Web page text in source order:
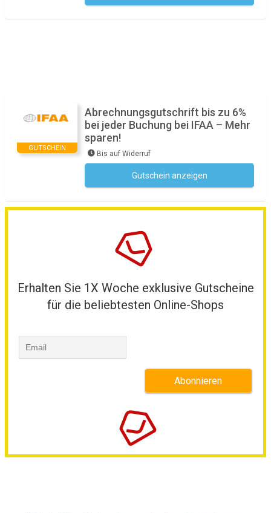
GUTSCHEIN
Abrechnungsgutschrift bis zu 6%
bei jeder Buchung bei IFAA – Mehr
sparen!
Bis auf Widerruf
Gutschein anzeigen
Erhalten Sie 1X Woche exklusive Gutscheine
für die beliebtesten Online-Shops